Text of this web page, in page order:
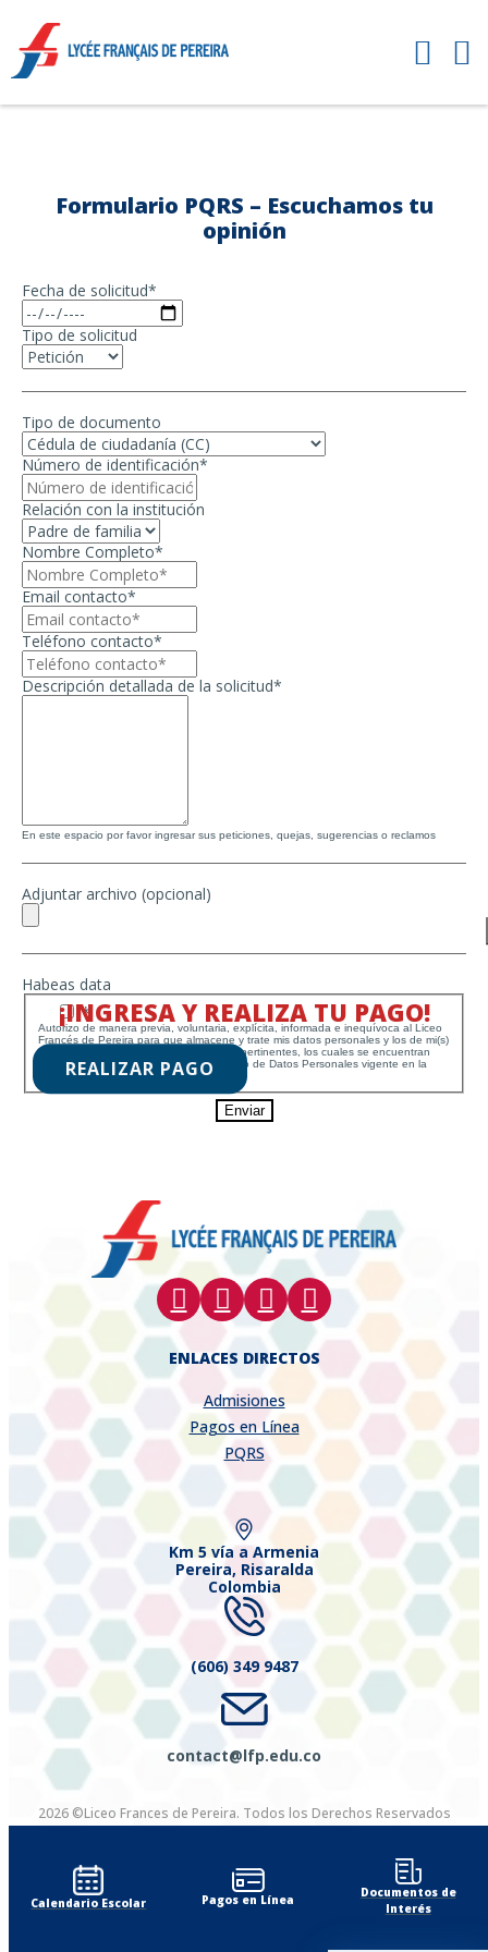
Formulario PQRS – Escuchamos tu
opinión
Fecha de solicitud*
Tipo de solicitud
Tipo de documento
Número de identificación*
Relación con la institución
Nombre Completo*
Email contacto*
Teléfono contacto*
Descripción detallada de la solicitud*
En este espacio por favor ingresar sus peticiones, quejas, sugerencias o reclamos
Adjuntar archivo (opcional)
Habeas data
*
Autorizo de manera previa, voluntaria, explícita, informada e inequívoca al Liceo
Francés de Pereira para que almacene y trate mis datos personales y los de mi(s)
hijo(s) menor(es) de edad para los fines pertinentes, los cuales se encuentran
establecidos en la Política de Tratamiento de Datos Personales vigente en la
Institución.
Enviar
Calendario Escolar Pagos en Línea
Documentos de
Interés
ENLACES DIRECTOS
Admisiones
Pagos en Línea
PQRS
Km 5 vía a Armenia
Pereira, Risaralda
Colombia
(606) 349 9487
contact@lfp.edu.co
2026 ©Liceo Frances de Pereira. Todos los Derechos Reservados
¡INGRESA Y REALIZA TU PAGO!
REALIZAR PAGO